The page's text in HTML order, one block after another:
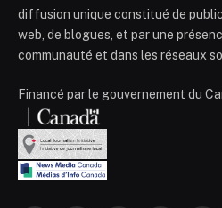
diffusion unique constitué de
web, de blogues, et par une
communauté et dans les réseaux
Financé par le gouvernement du